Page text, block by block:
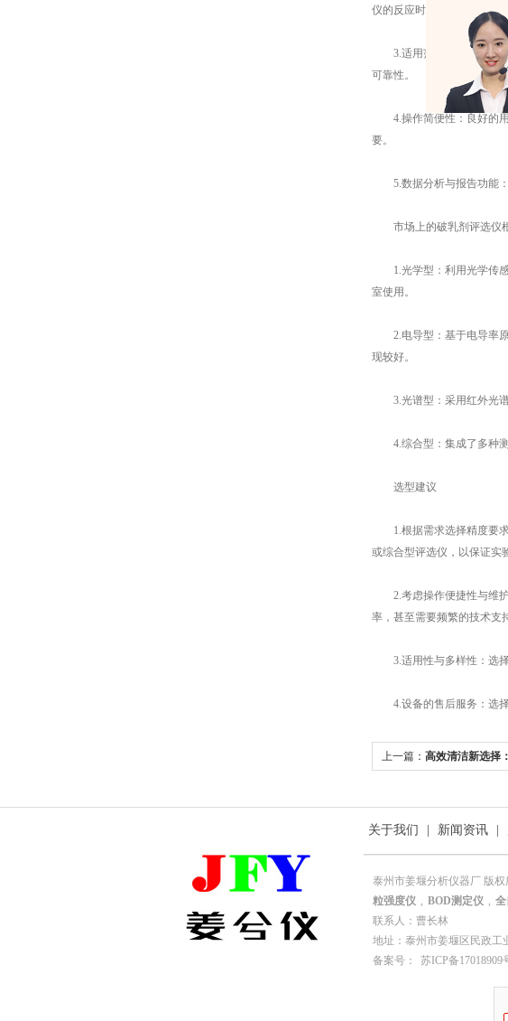
仪的反应时间越短，能够更
3.适用范围：应具有广泛
可靠性。
4.操作简便性：良好的用
要。
5.数据分析与报告功能：
市场上的破乳剂评选仪根
1.光学型：利用光学传感
室使用。
2.电导型：基于电导率原
现较好。
3.光谱型：采用红外光谱
4.综合型：集成了多种测
选型建议
1.根据需求选择精度要求
或综合型评选仪，以保证实
2.考虑操作便捷性与维护
率，甚至需要频繁的技术支
3.适用性与多样性：选择
4.设备的售后服务：选择
上一篇： 高效清洁新选择
关于我们 新闻资讯
泰州市姜堰分析仪器厂 版权
粒强度仪 , BOD测定仪 ,
联系人：曹长林
地址：泰州市姜堰区民政工
备案号：
苏ICP备17018909